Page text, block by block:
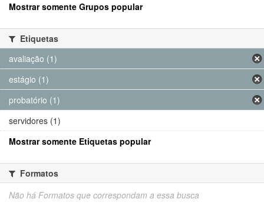
Mostrar somente Grupos popular
Etiquetas
avaliação (1)
estágio (1)
probatório (1)
servidores (1)
Mostrar somente Etiquetas popular
Formatos
Não há Formatos que correspondam a essa busca